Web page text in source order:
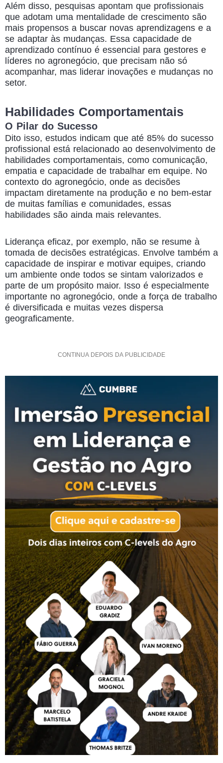
Além disso, pesquisas apontam que profissionais
que adotam uma mentalidade de crescimento são
mais propensos a buscar novas aprendizagens e a
se adaptar às mudanças. Essa capacidade de
aprendizado contínuo é essencial para gestores e
líderes no agronegócio, que precisam não só
acompanhar, mas liderar inovações e mudanças no
setor.
Habilidades Comportamentais
O Pilar do Sucesso
Dito isso, estudos indicam que até 85% do sucesso
profissional está relacionado ao desenvolvimento de
habilidades comportamentais, como comunicação,
empatia e capacidade de trabalhar em equipe. No
contexto do agronegócio, onde as decisões
impactam diretamente na produção e no bem-estar
de muitas famílias e comunidades, essas
habilidades são ainda mais relevantes.
Liderança eficaz, por exemplo, não se resume à
tomada de decisões estratégicas. Envolve também a
capacidade de inspirar e motivar equipes, criando
um ambiente onde todos se sintam valorizados e
parte de um propósito maior. Isso é especialmente
importante no agronegócio, onde a força de trabalho
é diversificada e muitas vezes dispersa
geograficamente.
CONTINUA DEPOIS DA PUBLICIDADE